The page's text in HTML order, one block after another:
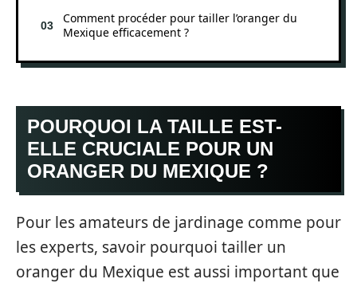
Comment procéder pour tailler l’oranger du
Mexique efficacement ?
POURQUOI LA TAILLE EST-
ELLE CRUCIALE POUR UN
ORANGER DU MEXIQUE ?
Pour les amateurs de jardinage comme pour
les experts, savoir pourquoi tailler un
oranger du Mexique est aussi important que